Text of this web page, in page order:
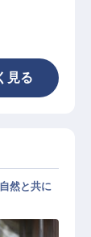
見る
然と共に